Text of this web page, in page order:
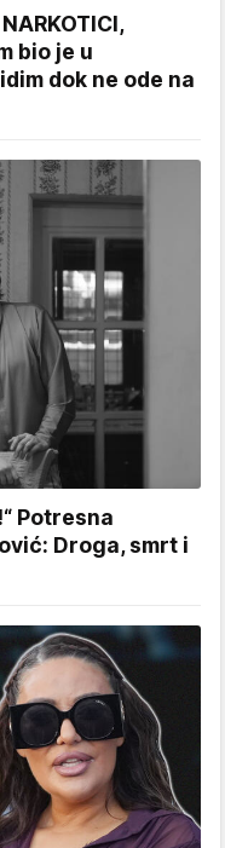
bio je u
dok ne ode na
Potresna
Droga, smrt i